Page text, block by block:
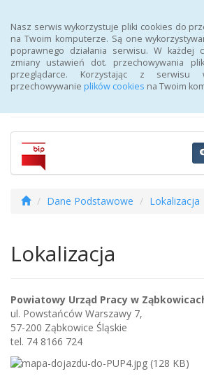
Nasz serwis wykorzystuje pliki cookies do
na Twoim komputerze. Są one
poprawnego działania serwisu. W każdej
zmiany ustawień dot. przechowywania
przeglądarce. Korzystając z serwisu
przechowywanie plików cookies na Twoim
Biuletyn
Publicznej
Dane Podstawowe Lokalizacja
Lokalizacja
Powiatowy Urząd Pracy w
ul. Powstańców Warszawy 7,
57-200 Ząbkowice Śląskie
tel. 74 8166 724